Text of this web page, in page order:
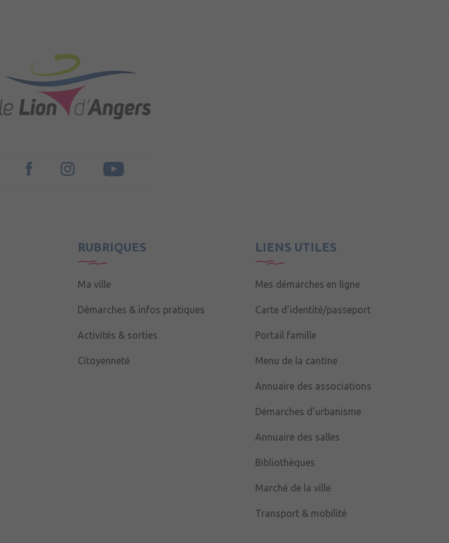
RUBRIQUES
Ma ville
Démarches & infos pratiques
Activités & sorties
Citoyenneté
LIENS UTILES
Mes démarches en ligne
Carte d’identité/passeport
Portail famille
Menu de la cantine
Annuaire des associations
Démarches d’urbanisme
Annuaire des salles
Bibliothèques
Marché de la ville
Transport & mobilité